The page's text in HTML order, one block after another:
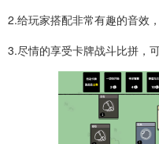
2.给玩家搭配非常有趣的音效
3.尽情的享受卡牌战斗比拼，